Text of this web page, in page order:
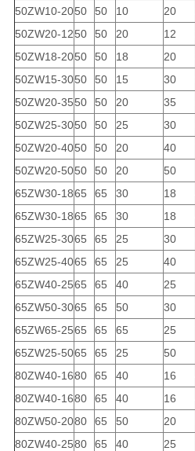
50ZW10-2050 50 10 20
50ZW20-1250 50 20 12
50ZW18-2050 50 18 20
50ZW15-3050 50 15 30
50ZW20-3550 50 20 35
50ZW25-3050 50 25 30
50ZW20-4050 50 20 40
50ZW20-5050 50 20 50
65ZW30-1865 65 30 18
65ZW30-1865 65 30 18
65ZW25-3065 65 25 30
65ZW25-4065 65 25 40
65ZW40-2565 65 40 25
65ZW50-3065 65 50 30
65ZW65-2565 65 65 25
65ZW25-5065 65 25 50
80ZW40-1680 65 40 16
80ZW40-1680 65 40 16
80ZW50-2080 65 50 20
80ZW40-2580 65 40 25